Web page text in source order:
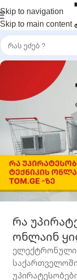
Skip to navigation
Skip to main content
რა
ონლაინ
ელექტრონული